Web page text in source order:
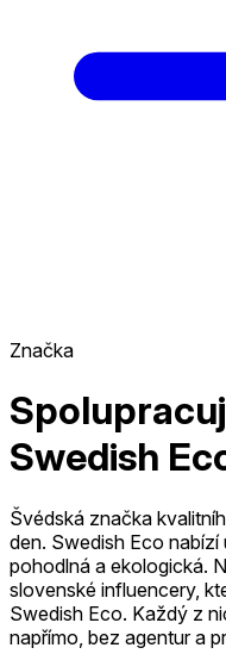
Značka
Swedish
Švédská značka
den. Swedish Eco
pohodlná a ekologická.
slovenské influencery,
Swedish Eco. Každý z
napřímo, bez agentur a